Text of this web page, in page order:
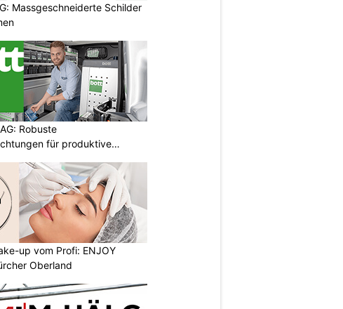
Massgeschneiderte Schilder
Robuste
für produktive
up vom Profi: ENJOY
Oberland